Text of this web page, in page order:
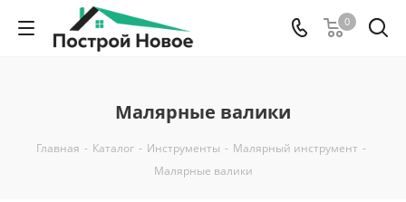
0
Малярные валики
Главная - Каталог - Инструменты - Малярный инструмент -
Малярные валики